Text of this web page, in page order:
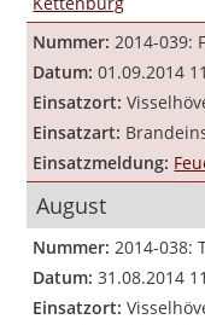
Nummer: 2014-039:
Datum: 01.09.2014
Einsatzort:
Einsatzart:
Einsatzmeldung:
August
Nummer: 2014-038:
Datum: 31.08.2014
Einsatzort: